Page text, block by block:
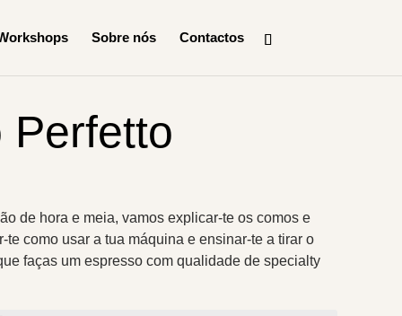
Sobre nós Contactos
Perfetto
de hora e meia, vamos explicar-te os comos e
te como usar a tua máquina e ensinar-te a tirar o
faças um espresso com qualidade de specialty